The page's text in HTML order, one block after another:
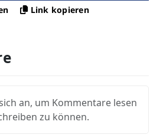
Link kopieren
an, um Kommentare lesen
zu können.